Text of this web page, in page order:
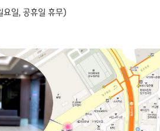
요일, 공휴일 휴무)